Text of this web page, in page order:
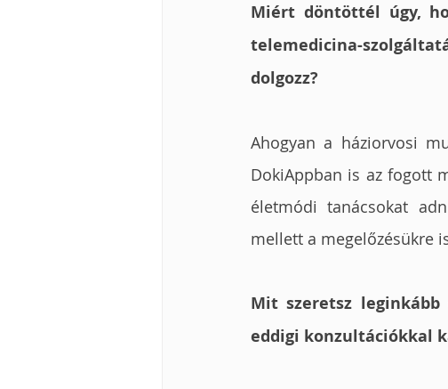
Miért döntöttél úgy,
telemedicina-
dolgozz?
Ahogyan a háziorvosi
DokiAppban is az fogott
életmódi tanácsokat
mellett a megelőzésükre
Mit szeretsz
eddigi konzultációkkal